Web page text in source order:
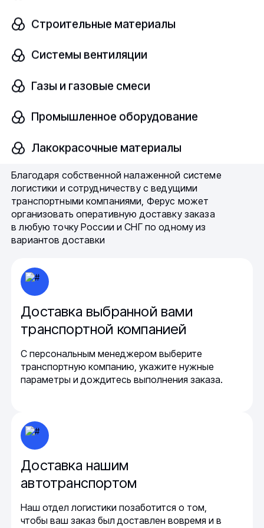
Строительные материалы
Системы вентиляции
Газы и газовые смеси
Промышленное оборудование
Лакокрасочные материалы
электронной почте:
8 (800) 775-60-93
orsk@fe-rus.ru
Быстрая доставка — одно из
компании
Благодаря собственной налаженной системе
логистики и сотрудничеству с ведущими
транспортными компаниями, Ферус может
организовать оперативную доставку заказа
в любую точку России и СНГ по одному из
вариантов доставки
Доставка выбранной вами
транспортной компанией
С персональным менеджером выберите
транспортную компанию, укажите нужные
параметры и дождитесь выполнения заказа.
Доставка нашим
автотранспортом
Наш отдел логистики позаботится о том,
чтобы ваш заказ был доставлен вовремя и в